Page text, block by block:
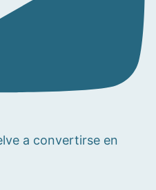
a convertirse en